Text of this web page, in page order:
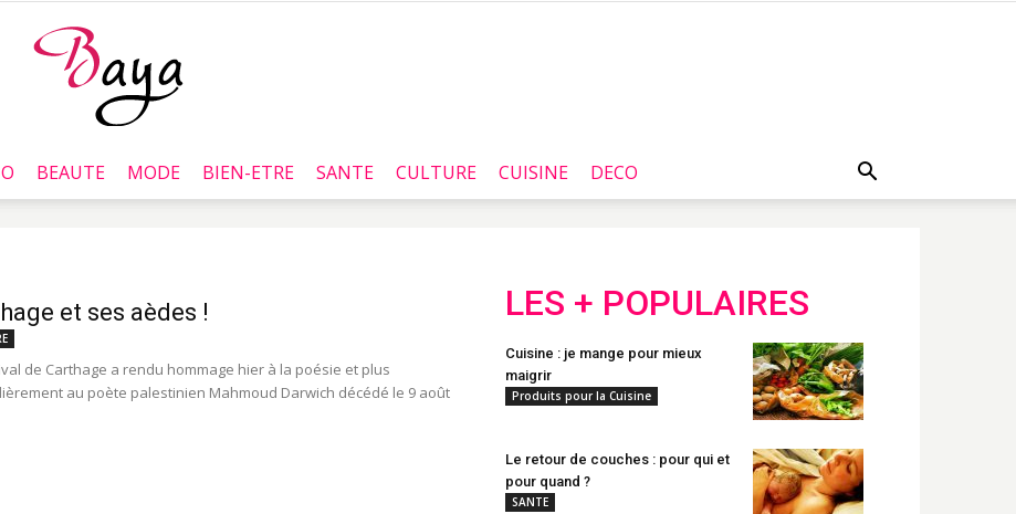
Baya.tn
BEAUTE MODE BIEN-ETRE SANTE CULTURE CUISINE DECO
et ses aèdes !
de Carthage a rendu hommage hier à la poésie et plus
au poète palestinien Mahmoud Darwich décédé le 9 août
LES + POPULAIRES
Cuisine : je mange pour mieux
maigrir
Produits pour la Cuisine
Le retour de couches : pour qui et
pour quand ?
SANTE